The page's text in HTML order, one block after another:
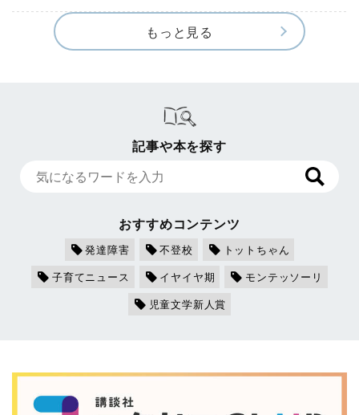
もっと見る
記事や本を探す
おすすめコンテンツ
発達障害 不登校
トットちゃん
子育てニュース
イヤイヤ期
モンテッソーリ
児童文学新人賞